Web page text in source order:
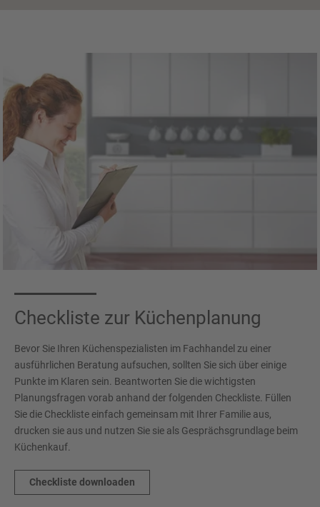
Checkliste zur Küchenplanung
Bevor Sie Ihren Küchenspezialisten im Fachhandel zu einer
ausführlichen Beratung aufsuchen, sollten Sie sich über einige
Punkte im Klaren sein. Beantworten Sie die wichtigsten
Planungsfragen vorab anhand der folgenden Checkliste. Füllen
Sie die Checkliste einfach gemeinsam mit Ihrer Familie aus,
drucken sie aus und nutzen Sie sie als Gesprächsgrundlage beim
Küchenkauf.
Checkliste downloaden